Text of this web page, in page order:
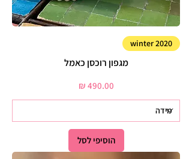
winter 2020
מגפון רוכסן כאמל
מחיר
הוסיפי לסל